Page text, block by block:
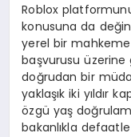
Roblox
konusuna da
yerel bir mahkeme
başvurusu üzerine
doğrudan bir
yaklaşık iki yıldır
özgü yaş
bakanlıkla